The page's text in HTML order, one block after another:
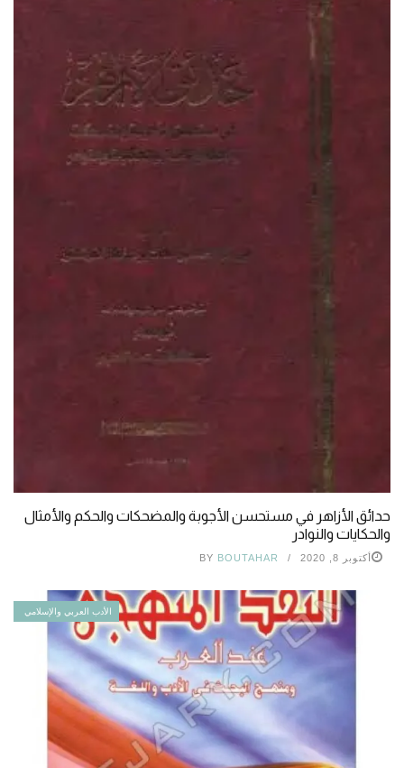
حدائق الأزاهر في مستحسن الأجوبة والمضحكات والحكم والأمثال
والحكايات والنوادر
أكتوبر 8, 2020 BY BOUTAHAR
الأدب العربي والإسلامي